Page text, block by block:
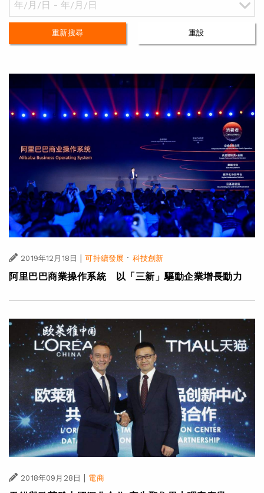
重新搜尋 重設
2019年12月18日 | 可持續發展 · 科技創新
阿里巴巴商業操作系統 以「三新」驅動企業增長動力
2018年09月28日 電商